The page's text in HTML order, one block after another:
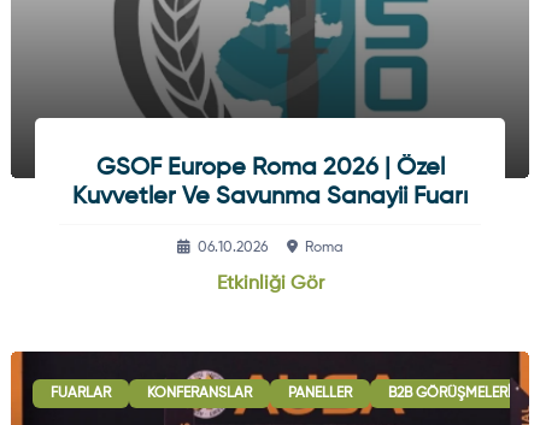
GSOF Europe Roma 2026 | Özel
Kuvvetler Ve Savunma Sanayii Fuarı
06.10.2026 Roma
Etkinliği Gör
FUARLAR KONFERANSLAR PANELLER B2B GÖRÜŞMELERI